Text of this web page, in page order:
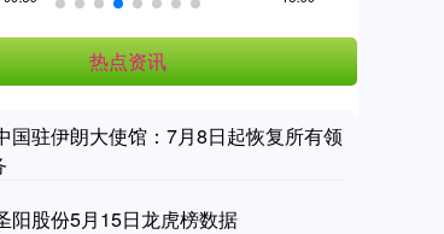
热点资讯
国驻伊朗大使馆：7月8日起恢复所有领
阳股份5月15日龙虎榜数据